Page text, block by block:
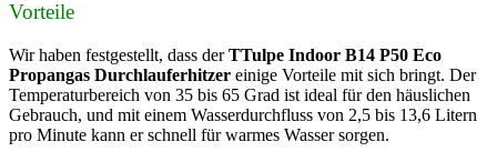
Vorteile
Wir haben festgestellt, dass derTTulpe Indoor B14 P50 Eco
Propangas Durchlauferhitzer einige Vorteile mit sich bringt. Der
Temperaturbereich von 35 bis 65 Grad ist ideal für den häuslichen
Gebrauch, und mit einem Wasserdurchfluss von 2,5 bis 13,6 Litern
pro Minute kann er schnell für warmes Wasser sorgen.